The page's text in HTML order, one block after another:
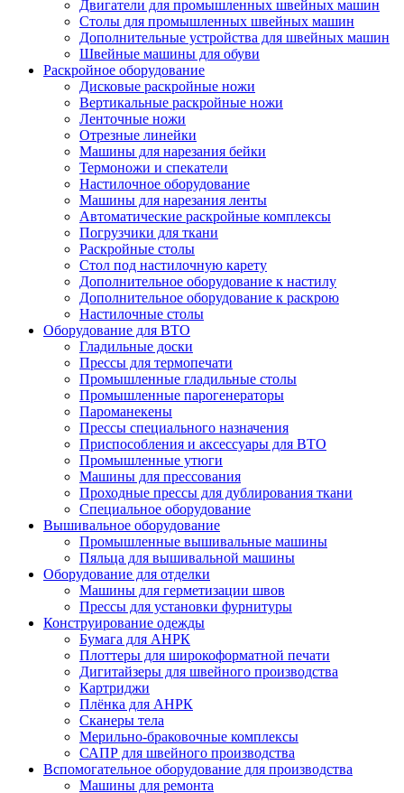
Двигатели для промышленных швейных машин
Столы для промышленных швейных машин
Дополнительные устройства для швейных машин
Швейные машины для обуви
Раскройное оборудование
Дисковые раскройные ножи
Вертикальные раскройные ножи
Ленточные ножи
Отрезные линейки
Машины для нарезания бейки
Термоножи и спекатели
Настилочное оборудование
Машины для нарезания ленты
Автоматические раскройные комплексы
Погрузчики для ткани
Раскройные столы
Стол под настилочную карету
Дополнительное оборудование к настилу
Дополнительное оборудование к раскрою
Настилочные столы
Оборудование для ВТО
Гладильные доски
Прессы для термопечати
Промышленные гладильные столы
Промышленные парогенераторы
Пароманекены
Прессы специального назначения
Приспособления и аксессуары для ВТО
Промышленные утюги
Машины для прессования
Проходные прессы для дублирования ткани
Специальное оборудование
Вышивальное оборудование
Промышленные вышивальные машины
Пяльца для вышивальной машины
Оборудование для отделки
Машины для герметизации швов
Прессы для установки фурнитуры
Конструирование одежды
Бумага для АНРК
Плоттеры для широкоформатной печати
Дигитайзеры для швейного производства
Картриджи
Плёнка для АНРК
Сканеры тела
Мерильно-браковочные комплексы
САПР для швейного производства
Вспомогательное оборудование для производства
Машины для ремонта